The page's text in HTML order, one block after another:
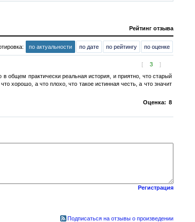
Рейтинг отзыва
по актуальности по дате по рейтингу по оценке
[ 3 ]
в общем практически реальная история, и приятно, что старый
хорошо, а что плохо, что такое истинная честь, а что значит
Оценка: 8
Регистрация
Подписаться на отзывы о произведении